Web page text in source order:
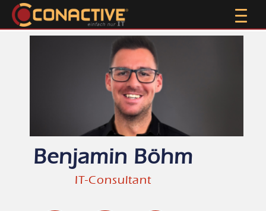
Benjamin Böhm
IT-Consultant